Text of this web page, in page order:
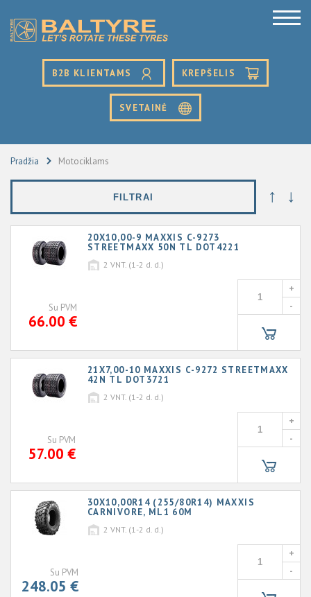
B2B KLIENTAMS KREPŠELIS
SVETAINĖ
Pradžia Motociklams
FILTRAI ↑ ↓
20X10,00-9 MAXXIS C-9273
STREETMAXX 50N TL DOT4221
2 VNT. (1-2 d. d.)
Su PVM
66.00 €
+
-
21X7,00-10 MAXXIS C-9272 STREETMAXX
42N TL DOT3721
2 VNT. (1-2 d. d.)
Su PVM
57.00 €
+
-
30X10,00R14 (255/80R14) MAXXIS
CARNIVORE, ML1 60M
2 VNT. (1-2 d. d.)
Su PVM
248.05 €
+
-